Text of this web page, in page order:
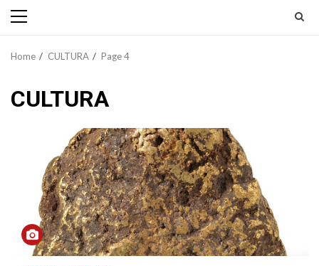
Primary
Home CULTURA Page 4
CULTURA